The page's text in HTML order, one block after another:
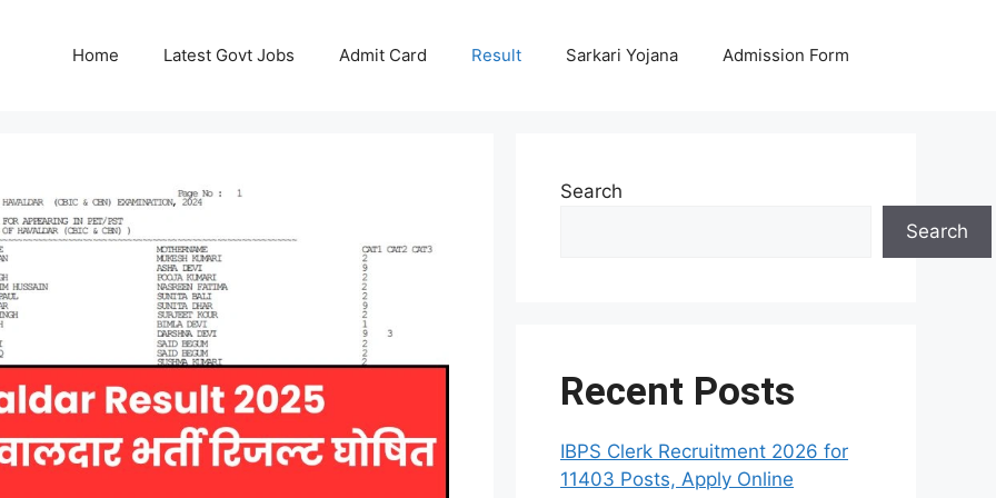
Home Latest Govt Jobs Admit Card Result Sarkari Yojana Admission Form
Search
Search
Recent Posts
IBPS Clerk Recruitment 2026 for
11403 Posts, Apply Online